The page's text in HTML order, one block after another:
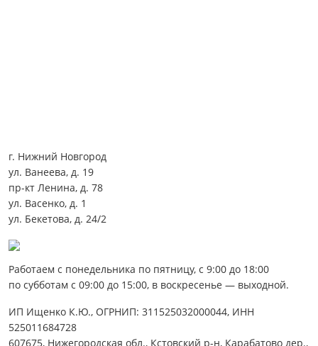
г. Нижний Новгород
ул. Ванеева, д. 19
пр-кт Ленина, д. 78
ул. Васенко, д. 1
ул. Бекетова, д. 24/2
Работаем с понедельника по пятницу, с 9:00 до 18:00
по субботам с 09:00 до 15:00, в воскресенье — выходной.
ИП Ищенко К.Ю., ОГРНИП: 311525032000044, ИНН
525011684728
607675, Нижегородская обл., Кстовский р-н, Карабатово дер.,